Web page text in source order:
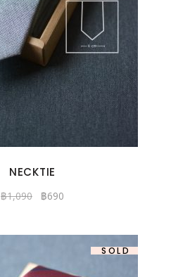
NECKTIE
฿1,090 ฿690
-37%
SOLD